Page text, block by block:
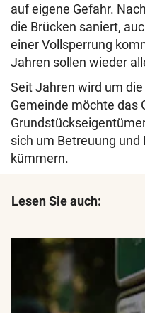
auf eigene Gefahr.
die Brücken saniert,
einer Vollsperrung
Jahren sollen wieder
Seit Jahren wird um
Gemeinde möchte das
sich um Betreuung und
kümmern.
Lesen Sie auch: